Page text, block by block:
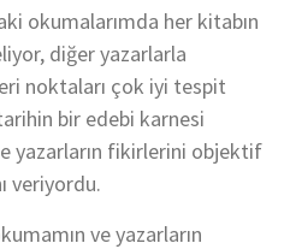
okumalarımda her kitabın
diğer yazarlarla
noktaları çok iyi tespit
bir edebi karnesi
yazarların fikirlerini objektif
veriyordu.
ve yazarların